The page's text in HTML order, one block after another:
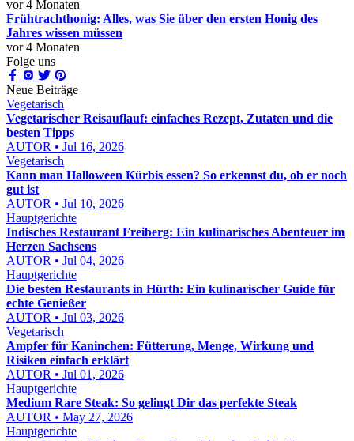
vor 4 Monaten
Frühtrachthonig: Alles, was Sie über den ersten Honig des
Jahres wissen müssen
vor 4 Monaten
Folge uns
Neue Beiträge
Vegetarisch
Vegetarischer Reisauflauf: einfaches Rezept, Zutaten und die
besten Tipps
AUTOR • Jul 16, 2026
Vegetarisch
Kann man Halloween Kürbis essen? So erkennst du, ob er noch
gut ist
AUTOR • Jul 10, 2026
Hauptgerichte
Indisches Restaurant Freiberg: Ein kulinarisches Abenteuer im
Herzen Sachsens
AUTOR • Jul 04, 2026
Hauptgerichte
Die besten Restaurants in Hürth: Ein kulinarischer Guide für
echte Genießer
AUTOR • Jul 03, 2026
Vegetarisch
Ampfer für Kaninchen: Fütterung, Menge, Wirkung und
Risiken einfach erklärt
AUTOR • Jul 01, 2026
Hauptgerichte
Medium Rare Steak: So gelingt Dir das perfekte Steak
AUTOR • May 27, 2026
Hauptgerichte